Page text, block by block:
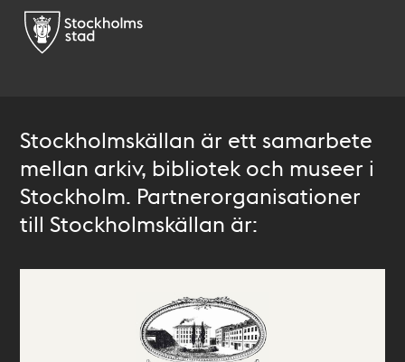
Stockholmskällan är ett samarbete
mellan arkiv, bibliotek och museer i
Stockholm. Partnerorganisationer
till Stockholmskällan är: